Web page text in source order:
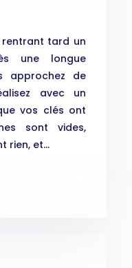
rentrant tard un
une longue
approchez de
avec un
vos clés ont
sont vides,
rien, et…